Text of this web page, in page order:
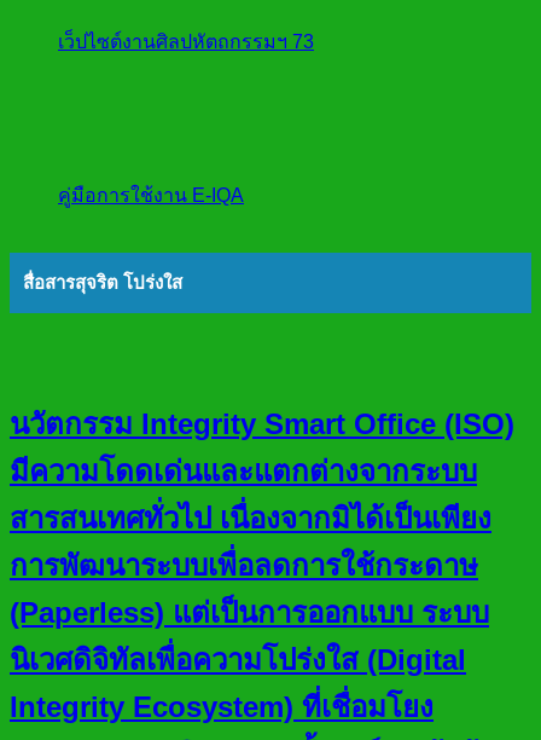
เว็ปไซต์งานศิลปหัตถกรรมฯ 73
คู่มือการใช้งาน E-IQA
สื่อสารสุจริต โปร่งใส
นวัตกรรม Integrity Smart Office (ISO)
มีความโดดเด่นและแตกต่างจากระบบ
สารสนเทศทั่วไป เนื่องจากมิได้เป็นเพียง
การพัฒนาระบบเพื่อลดการใช้กระดาษ
(Paperless) แต่เป็นการออกแบบ ระบบ
นิเวศดิจิทัลเพื่อความโปร่งใส (Digital
Integrity Ecosystem) ที่เชื่อมโยง